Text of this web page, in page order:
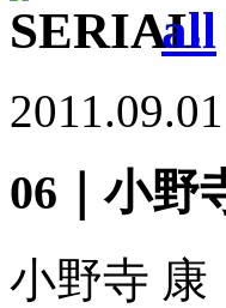
/all
2011.09.01
06｜小野
小野寺 康